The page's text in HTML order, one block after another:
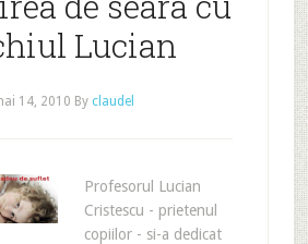
Lucian
14, 2010 By claudel
Profesorul Lucian
Cristescu - prietenul
copiilor - si-a dedicat